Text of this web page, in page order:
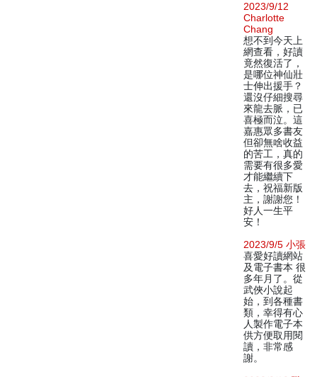
2023/9/12
Charlotte
Chang
想不到今天上
網查看，好讀
竟然復活了，
是哪位神仙壯
士伸出援手？
還沒仔細搜尋
來龍去脈，已
喜極而泣。這
嘉惠眾多書友
但卻無啥收益
的苦工，真的
需要有很多愛
才能繼續下
去，祝福新版
主，謝謝您！
好人一生平
安！
2023/9/5 小張
喜愛好讀網站
及電子書本 很
多年月了。從
武俠小說起
始，到各種書
類，幸得有心
人製作電子本
供方便取用閱
讀，非常感
謝。